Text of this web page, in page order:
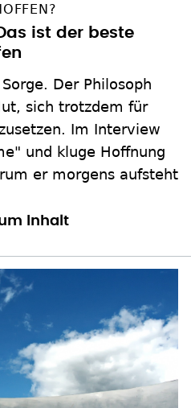
ist der beste
Der Philosoph
sich trotzdem für
Im Interview
und kluge Hoffnung
er morgens aufsteht
Inhalt